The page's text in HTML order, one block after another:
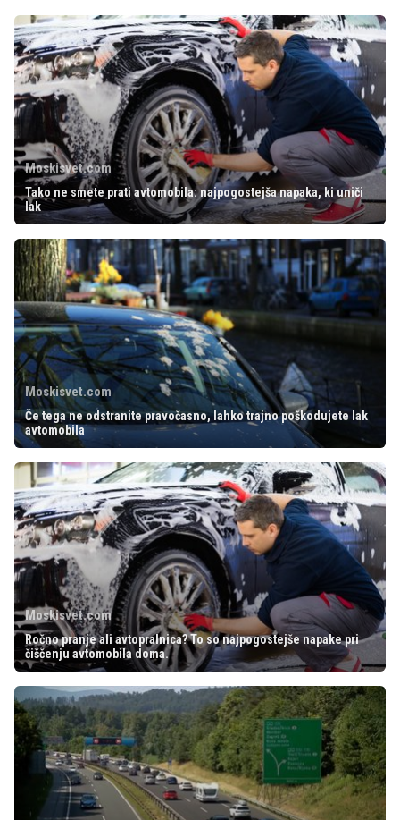
Moskisvet.com
Tako ne smete prati avtomobila: najpogostejša napaka, ki uniči
lak
Moskisvet.com
Če tega ne odstranite pravočasno, lahko trajno poškodujete lak
avtomobila
Moskisvet.com
Ročno pranje ali avtopralnica? To so najpogostejše napake pri
čiščenju avtomobila doma.